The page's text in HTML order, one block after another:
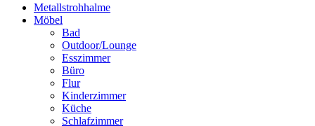
Metallstrohhalme
Möbel
Bad
Outdoor/Lounge
Esszimmer
Büro
Flur
Kinderzimmer
Küche
Schlafzimmer